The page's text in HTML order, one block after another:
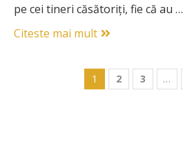
pe cei tineri căsătoriţi, fie că au …
Citeste mai mult
1 2 3 …